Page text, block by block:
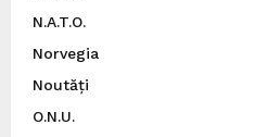
N.A.T.O.
Norvegia
Noutăți
O.N.U.